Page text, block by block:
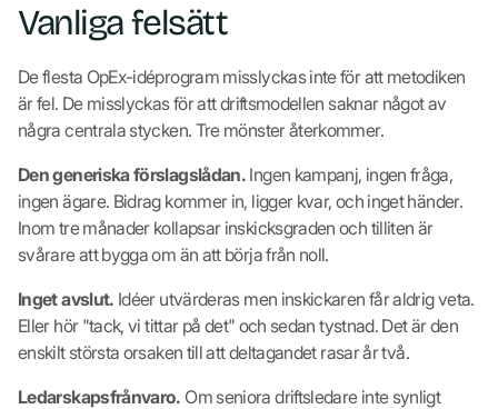
Vanliga felsätt
De flesta OpEx-idéprogram misslyckas inte för att metodiken
är fel. De misslyckas för att driftsmodellen saknar något av
några centrala stycken. Tre mönster återkommer.
Den generiska förslagslådan. Ingen kampanj, ingen fråga,
ingen ägare. Bidrag kommer in, ligger kvar, och inget händer.
Inom tre månader kollapsar inskicksgraden och tilliten är
svårare att bygga om än att börja från noll.
Inget avslut. Idéer utvärderas men inskickaren får aldrig veta.
Eller hör "tack, vi tittar på det" och sedan tystnad. Det är den
enskilt största orsaken till att deltagandet rasar år två.
Ledarskapsfrånvaro. Om seniora driftsledare inte synligt